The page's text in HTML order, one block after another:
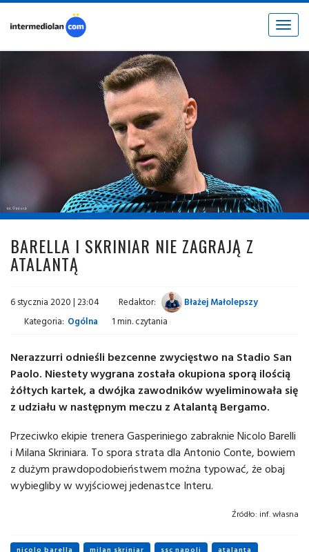
Toggle
fot. © inter.it
BARELLA I SKRINIAR NIE ZAGRAJĄ Z
ATALANTĄ
6 stycznia 2020 | 23:04 Redaktor:
Błażej Małolepszy
Kategoria: Ogólna 1 min. czytania
Nerazzurri odnieśli bezcenne zwycięstwo na Stadio San
Paolo. Niestety wygrana została okupiona sporą ilością
żółtych kartek, a dwójka zawodników wyeliminowała się
z udziału w następnym meczu z Atalantą Bergamo.
Przeciwko ekipie trenera Gasperiniego zabraknie Nicolo Barelli
i Milana Skriniara. To spora strata dla Antonio Conte, bowiem
z dużym prawdopodobieństwem można typować, że obaj
wybiegliby w wyjściowej jedenastce Interu.
Źródło: inf. własna
nicolo barella milan skriniar ssc napoli atalanta